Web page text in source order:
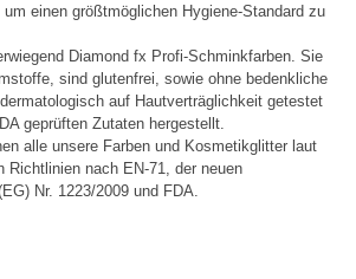
einen größtmöglichen Hygiene-Standard zu
Diamond fx Profi-Schminkfarben. Sie
sind glutenfrei, sowie ohne bedenkliche
auf Hautverträglichkeit getestet
geprüften Zutaten hergestellt.
alle unsere Farben und Kosmetikglitter laut
Richtlinien nach EN-71, der neuen
Nr. 1223/2009 und FDA.